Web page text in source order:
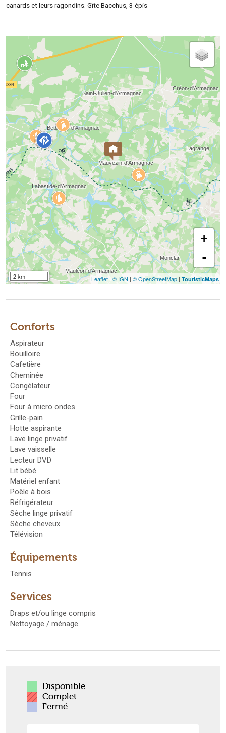
canards et leurs ragondins. Gîte Bacchus, 3 épis
2 km
+
-
Leaflet | © IGN | © OpenStreetMap | TouristicMaps
Conforts
Aspirateur
Bouilloire
Cafetière
Cheminée
Congélateur
Four
Four à micro ondes
Grille-pain
Hotte aspirante
Lave linge privatif
Lave vaisselle
Lecteur DVD
Lit bébé
Matériel enfant
Poêle à bois
Réfrigérateur
Sèche linge privatif
Sèche cheveux
Télévision
Équipements
Tennis
Services
Draps et/ou linge compris
Nettoyage / ménage
Disponible
Complet
Fermé